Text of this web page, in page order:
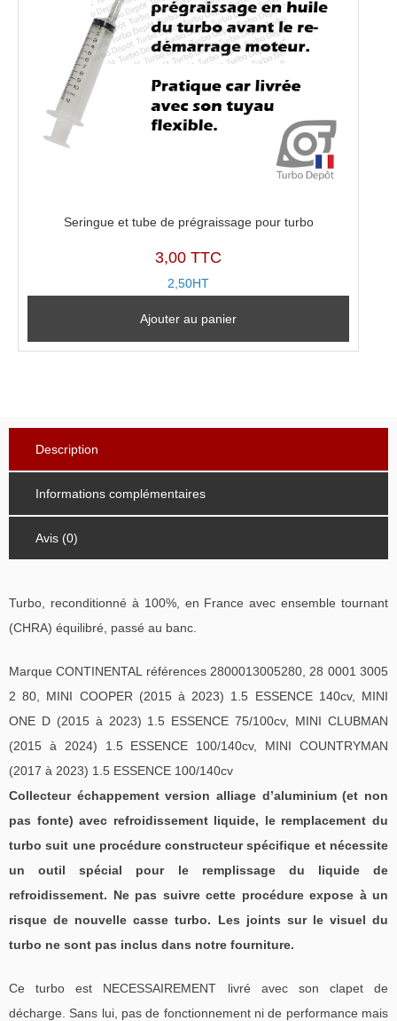
Seringue et tube de prégraissage pour turbo
3,00 TTC
2,50HT
Ajouter au panier
Description
Informations complémentaires
Avis (0)
Turbo, reconditionné à 100%, en France avec ensemble tournant
(CHRA) équilibré, passé au banc.
Marque CONTINENTAL références 2800013005280, 28 0001 3005
2 80, MINI COOPER (2015 à 2023) 1.5 ESSENCE 140cv, MINI
ONE D (2015 à 2023) 1.5 ESSENCE 75/100cv, MINI CLUBMAN
(2015 à 2024) 1.5 ESSENCE 100/140cv, MINI COUNTRYMAN
(2017 à 2023) 1.5 ESSENCE 100/140cv
Collecteur échappement version alliage d’aluminium (et non
pas fonte) avec refroidissement liquide, le remplacement du
turbo suit une procédure constructeur spécifique et nécessite
un outil spécial pour le remplissage du liquide de
refroidissement. Ne pas suivre cette procédure expose à un
risque de nouvelle casse turbo. Les joints sur le visuel du
turbo ne sont pas inclus dans notre fourniture.
Ce turbo est NECESSAIREMENT livré avec son clapet de
décharge. Sans lui, pas de fonctionnement ni de performance mais